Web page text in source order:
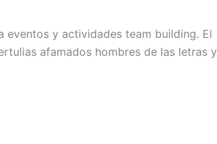
y actividades team building. El
afamados hombres de las letras y